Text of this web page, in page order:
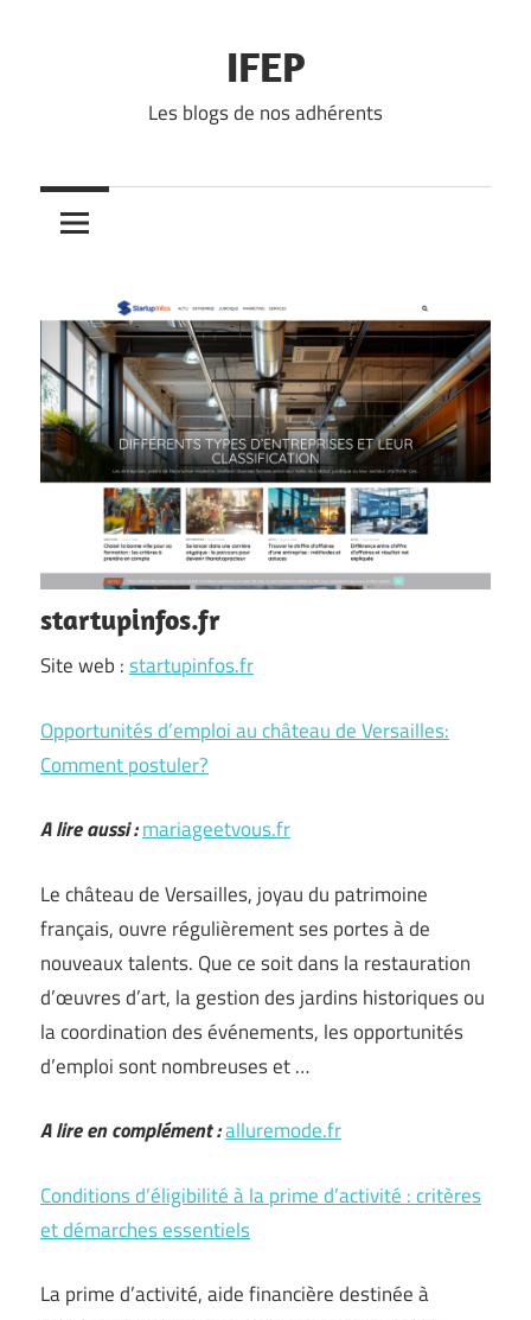
IFEP
Les blogs de nos adhérents
startupinfos.fr
Site web :startupinfos.fr
Opportunités d’emploi au château de Versailles:
Comment postuler?
A lire aussi :mariageetvous.fr
Le château de Versailles, joyau du patrimoine
français, ouvre régulièrement ses portes à de
nouveaux talents. Que ce soit dans la restauration
d’œuvres d’art, la gestion des jardins historiques ou
la coordination des événements, les opportunités
d’emploi sont nombreuses et …
A lire en complément :alluremode.fr
Conditions d’éligibilité à la prime d’activité : critères
et démarches essentiels
La prime d’activité, aide financière destinée à